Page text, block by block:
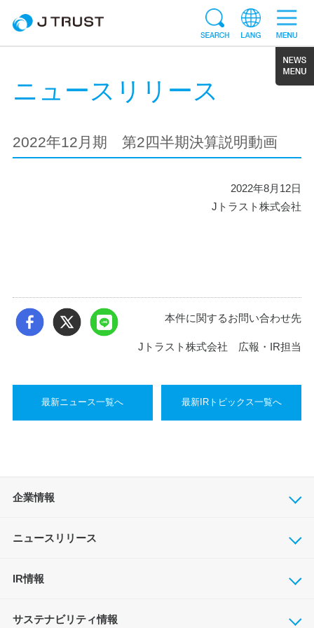
ニュースリリース
2022年12月期 第2四半期決算説明動画
2022年8月12日
Jトラスト株式会社
本件に関するお問い合わせ先
Jトラスト株式会社 広報・IR担当
最新ニュース一覧へ 最新IRトピックス一覧へ
企業情報
ニュースリリース
IR情報
サステナビリティ情報